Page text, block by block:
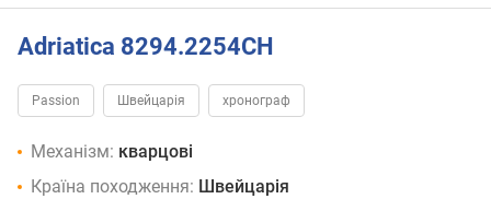
Adriatica 8294.2254CH
Passion Швейцарія хронограф
Механізм: кварцові
Країна походження: Швейцарія